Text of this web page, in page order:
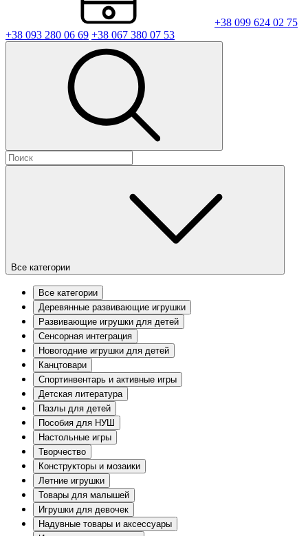
+38 099 624 02 75
+38 093 280 06 69 +38 067 380 07 53
Все категории
Все категории
Деревянные развивающие игрушки
Развивающие игрушки для детей
Сенсорная интеграция
Новогодние игрушки для детей
Канцтовари
Спортинвентарь и активные игры
Детская литература
Пазлы для детей
Пособия для НУШ
Настольные игры
Творчество
Конструкторы и мозаики
Летние игрушки
Товары для малышей
Игрушки для девочек
Надувные товары и аксессуары